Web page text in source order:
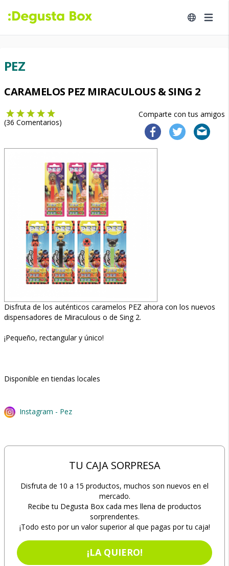
PEZ
CARAMELOS PEZ MIRACULOUS & SING 2
Comparte con tus amigos
(36 Comentarios)
Disfruta de los auténticos caramelos PEZ ahora con los nuevos
dispensadores de Miraculous o de Sing 2.
¡Pequeño, rectangular y único!
Disponible en tiendas locales
Instagram - Pez
TU CAJA SORPRESA
Disfruta de 10 a 15 productos, muchos son nuevos en el
mercado.
Recibe tu Degusta Box cada mes llena de productos
sorprendentes.
¡Todo esto por un valor superior al que pagas por tu caja!
¡LA QUIERO!